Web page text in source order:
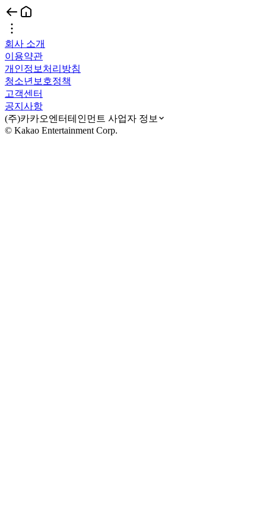
회사 소개
이용약관
개인정보처리방침
청소년보호정책
고객센터
공지사항
(주)카카오엔터테인먼트 사업자 정보
© Kakao Entertainment Corp.